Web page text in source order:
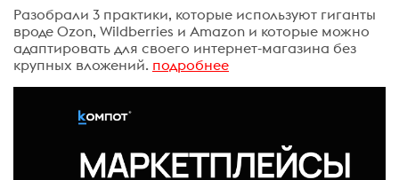
Разобрали 3 практики, которые используют гиганты
вроде Ozon, Wildberries и Amazon и которые можно
адаптировать для своего интернет-магазина без
крупных вложений. подробнее